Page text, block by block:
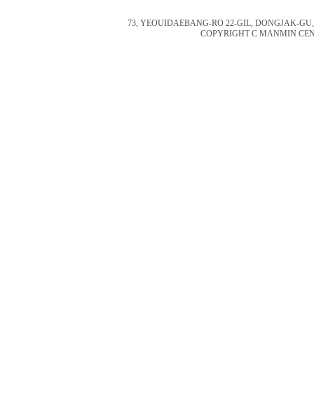
73, YEOUIDAEBANG-RO 22-GIL, DONGJAK-
COPYRIGHT C MANMIN